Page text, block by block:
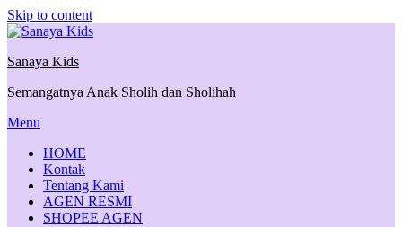
Skip to content
Sanaya Kids
Semangatnya Anak Sholih dan Sholihah
Menu
HOME
Kontak
Tentang Kami
AGEN RESMI
SHOPEE AGEN